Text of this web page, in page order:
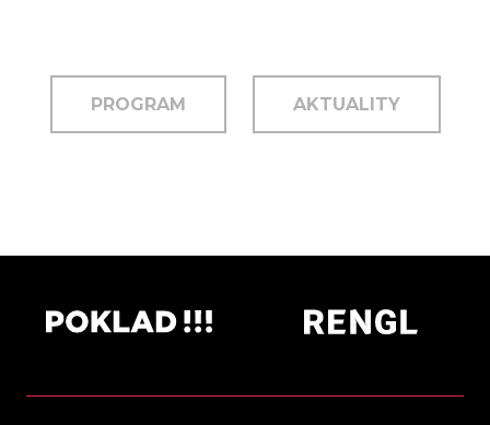
PROGRAM AKTUALITY